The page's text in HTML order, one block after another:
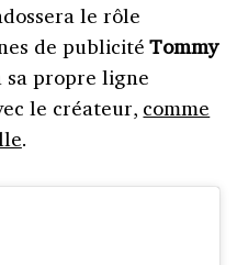
le rôle
de publicitéTommy
propre ligne
le créateur, comme
.